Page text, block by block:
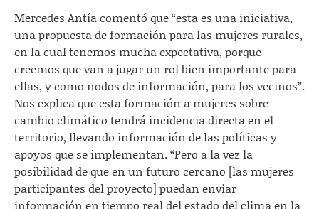
Mercedes Antía comentó que “esta es una iniciativa,
una propuesta de formación para las mujeres rurales,
en la cual tenemos mucha expectativa, porque
creemos que van a jugar un rol bien importante para
ellas, y como nodos de información, para los vecinos”.
Nos explica que esta formación a mujeres sobre
cambio climático tendrá incidencia directa en el
territorio, llevando información de las políticas y
apoyos que se implementan. “Pero a la vez la
posibilidad de que en un futuro cercano [las mujeres
participantes del proyecto] puedan enviar
información en tiempo real del estado del clima en la